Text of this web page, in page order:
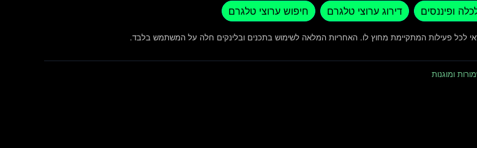
ופיננסים דירוג ערוצי טלגרם חיפוש ערוצי טלגרם
לכל פעילות המתקיימת מחוץ לו. האחריות המלאה לשימוש בתכנים ובלינקים חלה על המשתמש בלבד.